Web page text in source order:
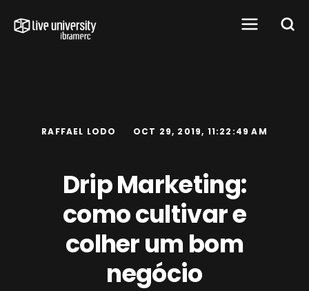
RAFFAEL LODO OCT 29, 2019, 11:22:49 AM
Drip Marketing:
como cultivar e
colher um bom
negócio